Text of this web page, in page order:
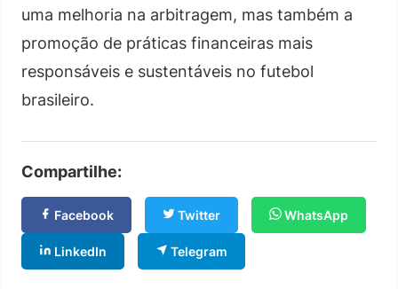
uma melhoria na arbitragem, mas também a
promoção de práticas financeiras mais
responsáveis e sustentáveis no futebol
brasileiro.
Compartilhe:
Facebook Twitter WhatsApp
LinkedIn Telegram